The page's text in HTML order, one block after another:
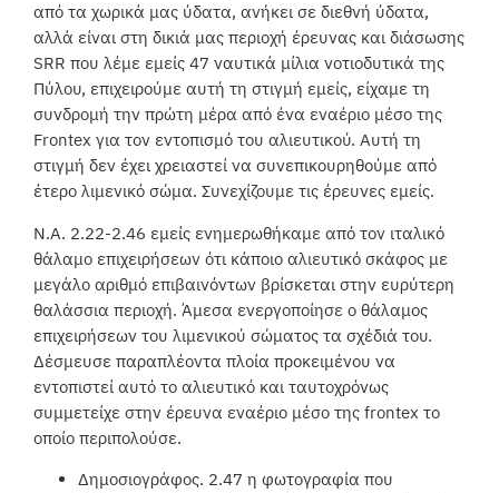
από τα χωρικά μας ύδατα, ανήκει σε διεθνή ύδατα,
αλλά είναι στη δικιά μας περιοχή έρευνας και διάσωσης
SRR που λέμε εμείς 47 ναυτικά μίλια νοτιοδυτικά της
Πύλου, επιχειρούμε αυτή τη στιγμή εμείς, είχαμε τη
συνδρομή την πρώτη μέρα από ένα εναέριο μέσο της
Frontex για τον εντοπισμό του αλιευτικού. Αυτή τη
στιγμή δεν έχει χρειαστεί να συνεπικουρηθούμε από
έτερο λιμενικό σώμα. Συνεχίζουμε τις έρευνες εμείς.
Ν.Α. 2.22-2.46 εμείς ενημερωθήκαμε από τον ιταλικό
θάλαμο επιχειρήσεων ότι κάποιο αλιευτικό σκάφος με
μεγάλο αριθμό επιβαινόντων βρίσκεται στην ευρύτερη
θαλάσσια περιοχή. Άμεσα ενεργοποίησε ο θάλαμος
επιχειρήσεων του λιμενικού σώματος τα σχέδιά του.
Δέσμευσε παραπλέοντα πλοία προκειμένου να
εντοπιστεί αυτό το αλιευτικό και ταυτοχρόνως
συμμετείχε στην έρευνα εναέριο μέσο της frontex το
οποίο περιπολούσε.
Δημοσιογράφος. 2.47 η φωτογραφία που